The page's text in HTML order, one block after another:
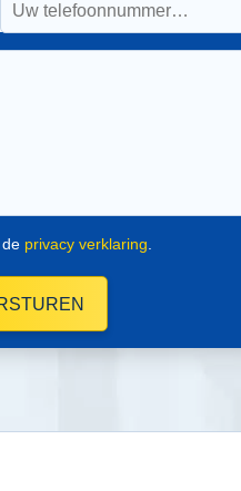
privacy verklaring